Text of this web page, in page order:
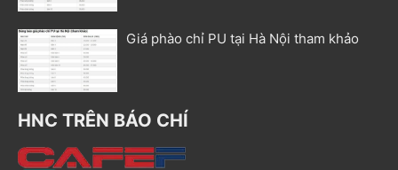
Giá phào chỉ PU tại Hà Nội tham khảo
HNC TRÊN BÁO CHÍ